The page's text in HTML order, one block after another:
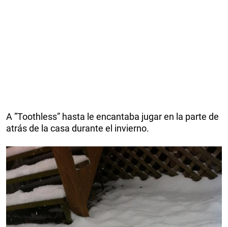
A ”Toothless” hasta le encantaba jugar en la parte de
atrás de la casa durante el invierno.